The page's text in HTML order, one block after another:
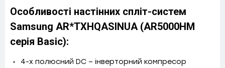
Особливості настінних спліт-систем
Samsung AR*TXHQASINUA (AR5000HM
серія Basic):
4-х полюсний DC – інверторний компресор